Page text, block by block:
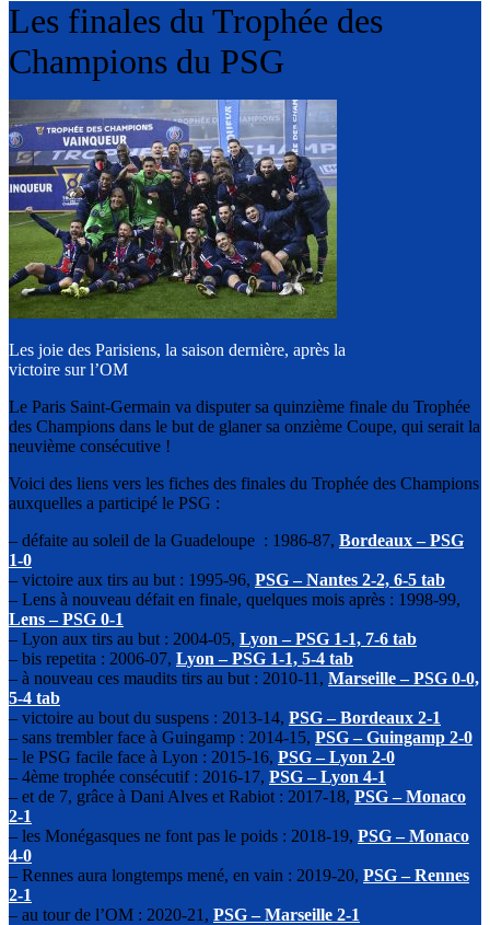
Les finales du Trophée des
Champions du PSG
Les joie des Parisiens, la saison dernière, après la
victoire sur l’OM
Le Paris Saint-Germain va disputer sa quinzième finale du Trophée
des Champions dans le but de glaner sa onzième Coupe, qui serait la
neuvième consécutive !
Voici des liens vers les fiches des finales du Trophée des Champions
auxquelles a participé le PSG :
– défaite au soleil de la Guadeloupe : 1986-87, Bordeaux – PSG
1-0
– victoire aux tirs au but : 1995-96, PSG – Nantes 2-2, 6-5 tab
– Lens à nouveau défait en finale, quelques mois après : 1998-99,
Lens – PSG 0-1
– Lyon aux tirs au but : 2004-05, Lyon – PSG 1-1, 7-6 tab
– bis repetita : 2006-07, Lyon – PSG 1-1, 5-4 tab
– à nouveau ces maudits tirs au but : 2010-11, Marseille – PSG 0-0,
5-4 tab
– victoire au bout du suspens : 2013-14, PSG – Bordeaux 2-1
– sans trembler face à Guingamp : 2014-15, PSG – Guingamp 2-0
– le PSG facile face à Lyon : 2015-16, PSG – Lyon 2-0
– 4ème trophée consécutif : 2016-17, PSG – Lyon 4-1
– et de 7, grâce à Dani Alves et Rabiot : 2017-18, PSG – Monaco
2-1
– les Monégasques ne font pas le poids : 2018-19, PSG – Monaco
4-0
– Rennes aura longtemps mené, en vain : 2019-20, PSG – Rennes
2-1
– au tour de l’OM : 2020-21, PSG – Marseille 2-1